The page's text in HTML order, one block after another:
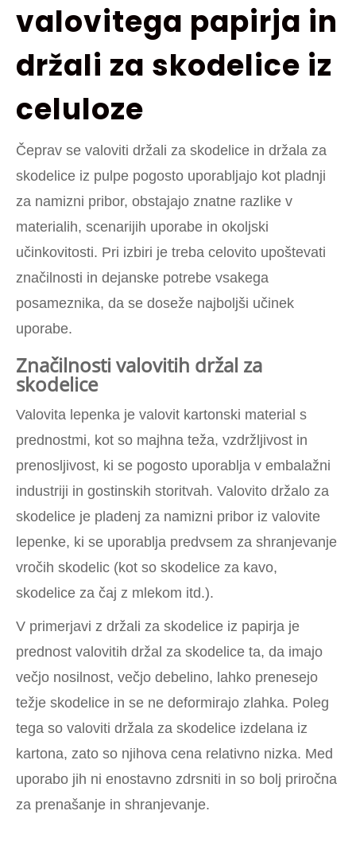
valovitega papirja in
držali za skodelice iz
celuloze
Čeprav se valoviti držali za skodelice in držala za
skodelice iz pulpe pogosto uporabljajo kot pladnji
za namizni pribor, obstajajo znatne razlike v
materialih, scenarijih uporabe in okoljski
učinkovitosti. Pri izbiri je treba celovito upoštevati
značilnosti in dejanske potrebe vsakega
posameznika, da se doseže najboljši učinek
uporabe.
Značilnosti valovitih držal za
skodelice
Valovita lepenka je valovit kartonski material s
prednostmi, kot so majhna teža, vzdržljivost in
prenosljivost, ki se pogosto uporablja v embalažni
industriji in gostinskih storitvah. Valovito držalo za
skodelice je pladenj za namizni pribor iz valovite
lepenke, ki se uporablja predvsem za shranjevanje
vročih skodelic (kot so skodelice za kavo,
skodelice za čaj z mlekom itd.).
V primerjavi z držali za skodelice iz papirja je
prednost valovitih držal za skodelice ta, da imajo
večjo nosilnost, večjo debelino, lahko prenesejo
težje skodelice in se ne deformirajo zlahka. Poleg
tega so valoviti držala za skodelice izdelana iz
kartona, zato so njihova cena relativno nizka. Med
uporabo jih ni enostavno zdrsniti in so bolj priročna
za prenašanje in shranjevanje.